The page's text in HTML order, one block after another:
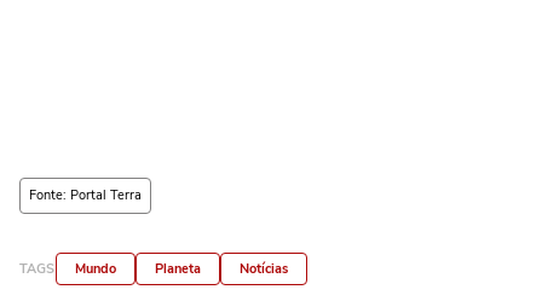
Fonte: Portal Terra
TAGS Mundo Planeta Notícias